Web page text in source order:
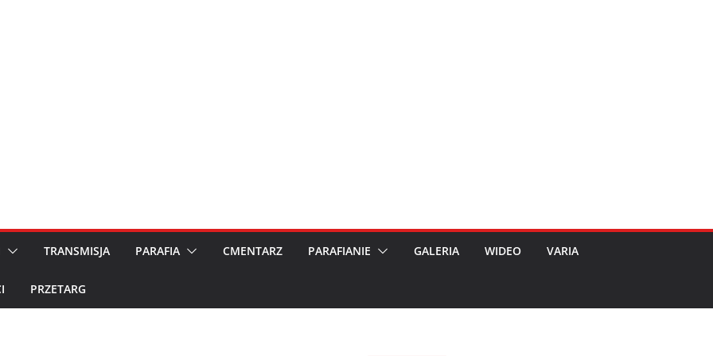
TRANSMISJA PARAFIA CMENTARZ PARAFIANIE GALERIA WIDEO VARIA
PRZETARG